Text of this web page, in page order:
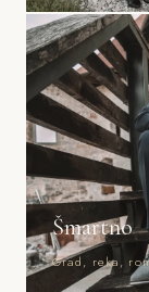
Šmartno
Grad, reka,